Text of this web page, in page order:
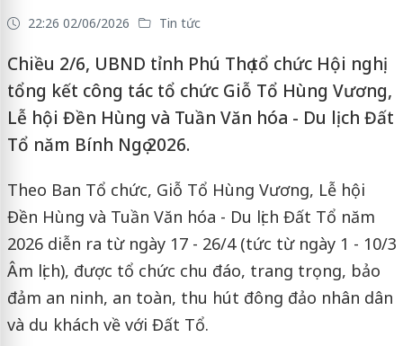
22:26 02/06/2026 Tin tức
Chiều 2/6, UBND tỉnh Phú Thọ tổ chức Hội nghị
tổng kết công tác tổ chức Giỗ Tổ Hùng Vương,
Lễ hội Đền Hùng và Tuần Văn hóa - Du lịch Đất
Tổ năm Bính Ngọ 2026.
Theo Ban Tổ chức, Giỗ Tổ Hùng Vương, Lễ hội
Đền Hùng và Tuần Văn hóa - Du lịch Đất Tổ năm
2026 diễn ra từ ngày 17 - 26/4 (tức từ ngày 1 - 10/3
Âm lịch), được tổ chức chu đáo, trang trọng, bảo
đảm an ninh, an toàn, thu hút đông đảo nhân dân
và du khách về với Đất Tổ.